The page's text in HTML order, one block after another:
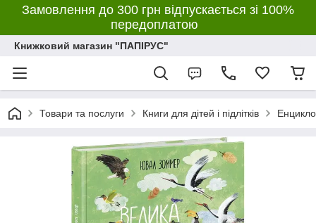
Замовлення до 300 грн відпускається зі 100%
передоплатою
Книжковий магазин "ПАПІРУС"
Товари та послуги Книги для дітей і підлітків